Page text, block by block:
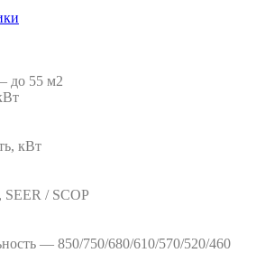
до 55 м2
кВт
SEER / SCOP
— 850/750/680/610/570/520/460